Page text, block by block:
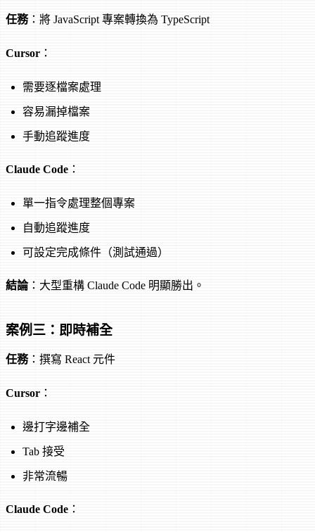
任務：將 JavaScript 專案轉換為 TypeScript
Cursor ：
需要逐檔案處理
容易漏掉檔案
手動追蹤進度
Claude Code ：
單一指令處理整個專案
自動追蹤進度
可設定完成條件（測試通過）
結論：大型重構 Claude Code 明顯勝出。
案例三：即時補全
任務：撰寫 React 元件
Cursor ：
邊打字邊補全
Tab 接受
非常流暢
Claude Code ：